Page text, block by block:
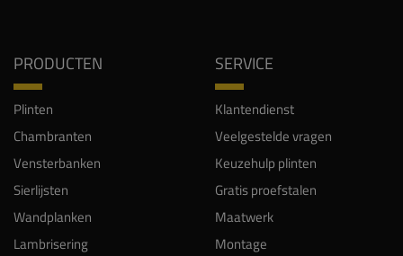
PRODUCTEN
Plinten
Chambranten
Vensterbanken
Sierlijsten
Wandplanken
Lambrisering
SERVICE
Klantendienst
Veelgestelde vragen
Keuzehulp plinten
Gratis proefstalen
Maatwerk
Montage